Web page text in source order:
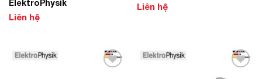
ElektroPhysik
Liên hệ
Liên hệ